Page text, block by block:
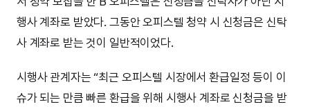
행사 계좌로 받았다. 그동안 오피스텔 청약 시 신청금은 신탁
사 계좌로 받는 것이 일반적이었다.
시행사 관계자는 “최근 오피스텔 시장에서 환급일정 등이 이
슈가 되는 만큼 빠른 환급을 위해 시행사 계좌로 신청금을 받